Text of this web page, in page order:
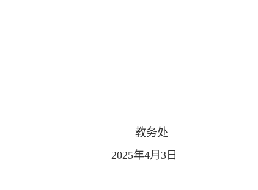
教务处
2025年4月3日